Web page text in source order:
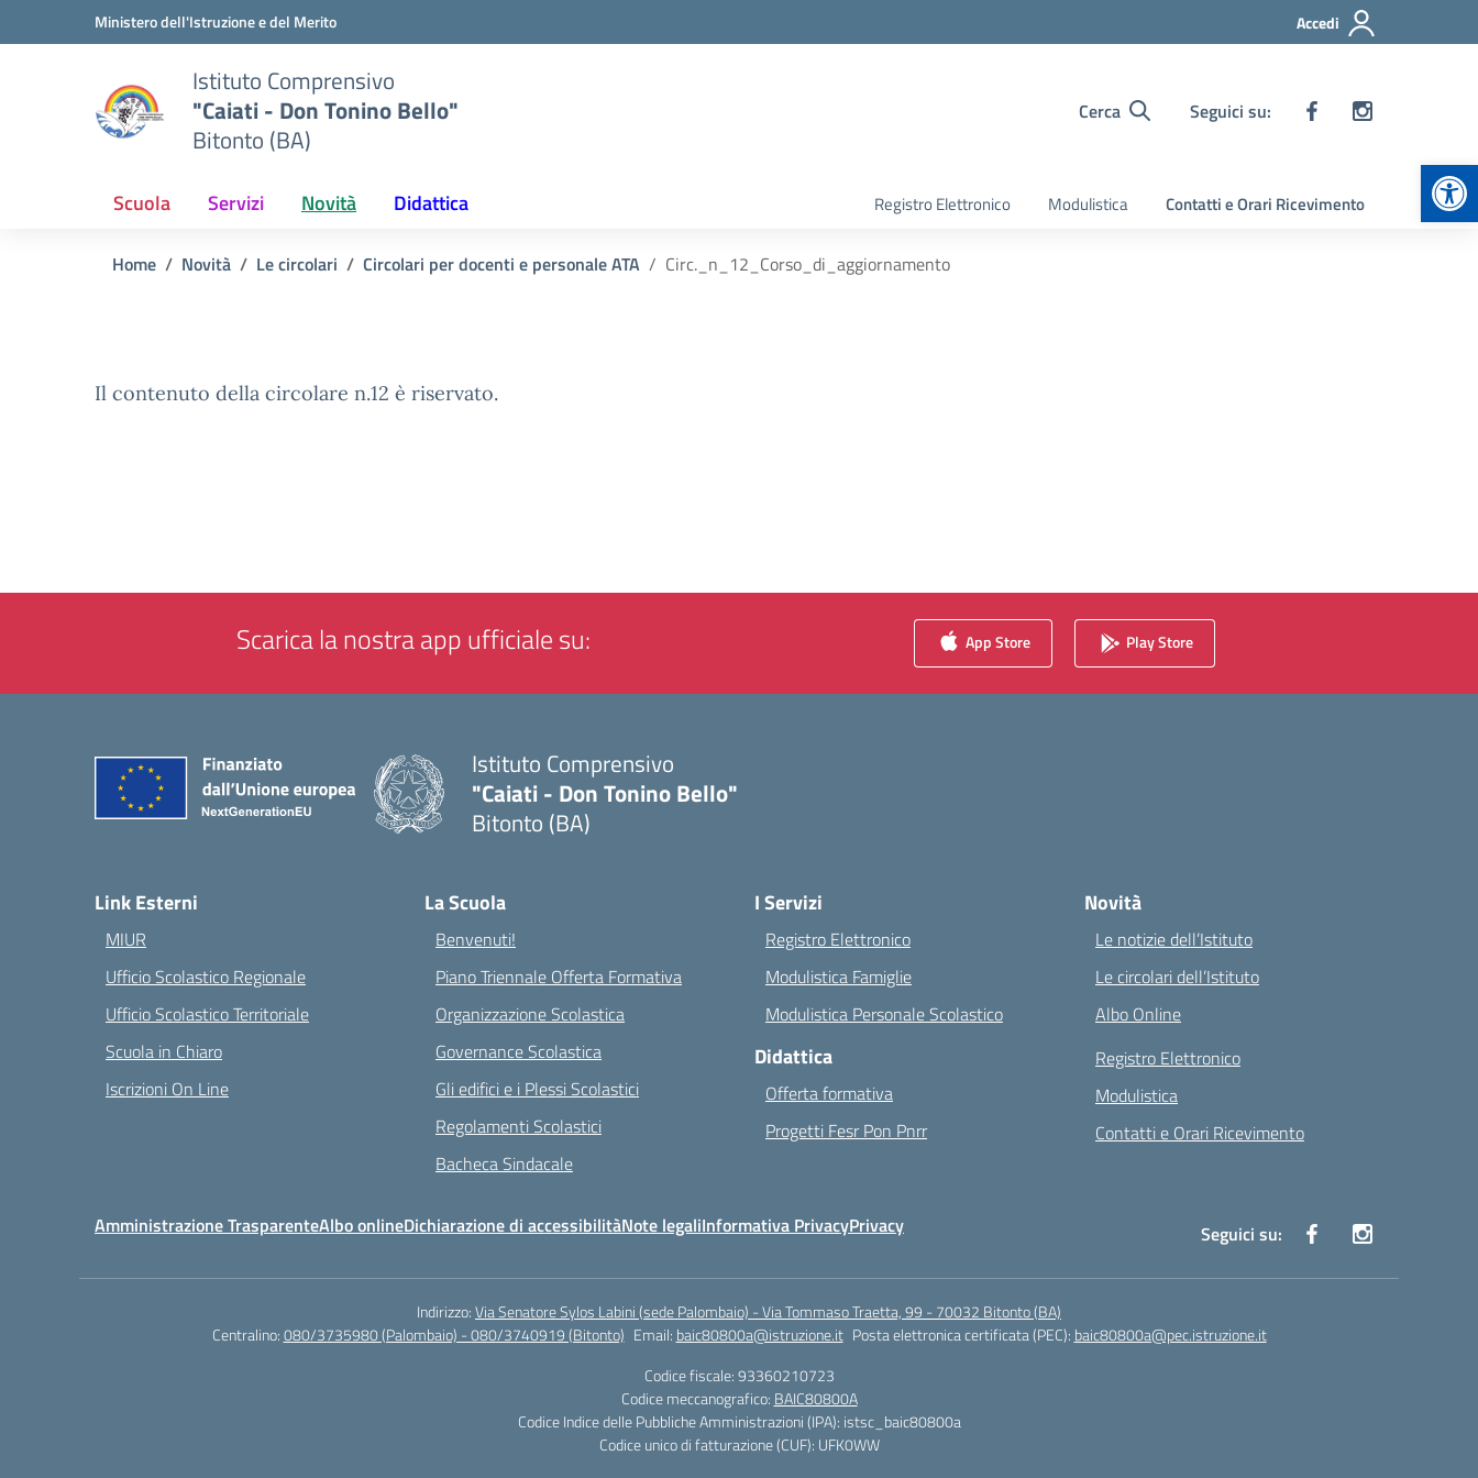
Vai ai contenuti
Vai al menu di navigazioneMinistero dell'Istruzione e del Merito Accedi
Istituto Comprensivo
"Caiati - Don Tonino Bello"
Bitonto (BA)
Cerca Seguici su:
Scuola Servizi Novità Didattica Registro Elettronico Modulistica Contatti e Orari Ricevimento
Home Novità Le circolari Circolari per docenti e personale ATA Circ._n_12_Corso_di_aggiornamento
Il contenuto della circolare n.12 è riservato.
Scarica la nostra app ufficiale su: App Store Play Store
Istituto Comprensivo
"Caiati - Don Tonino Bello"
Bitonto (BA)
Link Esterni
MIUR
Ufficio Scolastico Regionale
Ufficio Scolastico Territoriale
Scuola in Chiaro
Iscrizioni On Line
La Scuola
Benvenuti!
Piano Triennale Offerta Formativa
Organizzazione Scolastica
Governance Scolastica
Gli edifici e i Plessi Scolastici
Regolamenti Scolastici
Bacheca Sindacale
I Servizi
Registro Elettronico
Modulistica Famiglie
Modulistica Personale Scolastico
Didattica
Offerta formativa
Progetti Fesr Pon Pnrr
Novità
Le notizie dell’Istituto
Le circolari dell’Istituto
Albo Online
Registro Elettronico
Modulistica
Contatti e Orari Ricevimento
Amministrazione TrasparenteAlbo onlineDichiarazione di accessibilitàNote legaliInformativa PrivacyPrivacy Seguici su:
Indirizzo:Via Senatore Sylos Labini (sede Palombaio) - Via Tommaso Traetta, 99 - 70032 Bitonto (BA)
Centralino:080/3735980 (Palombaio) - 080/3740919 (Bitonto) Email: baic80800a@istruzione.it Posta elettronica certificata (PEC): baic80800a@pec.istruzione.it
Codice fiscale: 93360210723
Codice meccanografico: BAIC80800A
Codice Indice delle Pubbliche Amministrazioni (IPA): istsc_baic80800a
Codice unico di fatturazione (CUF): UFK0WW